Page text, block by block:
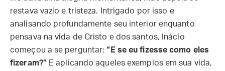
restava vazio e tristeza. Intrigado por isso e
analisando profundamente seu interior enquanto
pensava na vida de Cristo e dos santos, Inácio
começou a se perguntar:“E se eu fizesse como eles
fizeram?” E aplicando aqueles exemplos em sua vida,